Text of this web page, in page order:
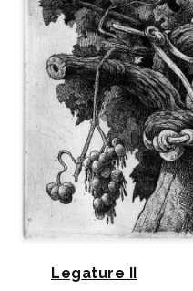
Legature II